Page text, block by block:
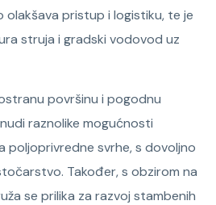
pristup i logistiku, te je
struja i gradski vodovod uz
površinu i pogodnu
raznolike mogućnosti
poljoprivredne svrhe, s dovoljno
Također, s obzirom na
se prilika za razvoj stambenih